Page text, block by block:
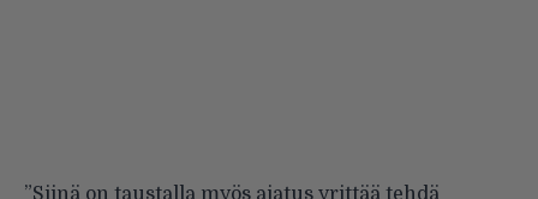
”Siinä on taustalla myös ajatus yrittää tehdä